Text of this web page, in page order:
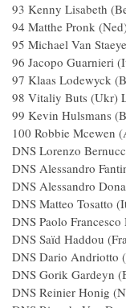
93 Kenny Lisabeth
94 Matthe Pronk
95 Michael Van
96 Jacopo Guarnieri
97 Klaas Lodewyck
98 Vitaliy Buts (Ukr)
99 Kevin Hulsmans
100 Robbie Mcewen
DNS Lorenzo
DNS Alessandro
DNS Alessandro
DNS Matteo Tosatto
DNS Paolo
DNS Saïd Haddou
DNS Dario Andriotto
DNS Gorik Gardeyn
DNS Reinier Honig